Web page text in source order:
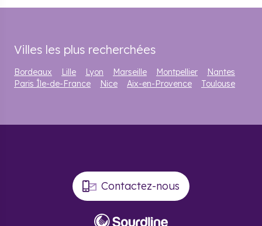
Villes les plus recherchées
Bordeaux Lille Lyon Marseille Montpellier
Nantes
Paris Île-de-France
Nice Aix-en-Provence Toulouse
Contactez-nous